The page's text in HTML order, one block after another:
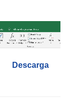
Descarga